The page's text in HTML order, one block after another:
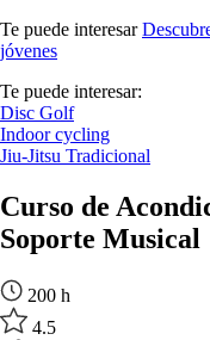
Te puede interesar
jóvenes
Te puede interesar:
Disc Golf
Indoor cycling
Jiu-Jitsu Tradicional
Curso de
Soporte Musical
200 h
4.5